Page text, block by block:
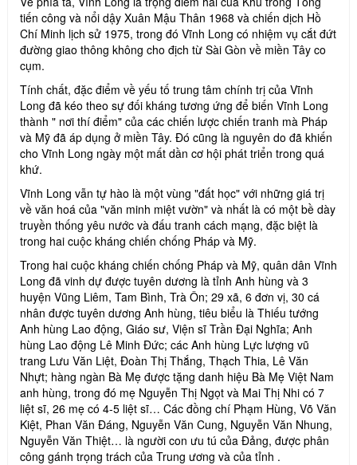
tiến công và nổi dậy Xuân Mậu Thân 1968 và chiến dịch Hồ
Chí Minh lịch sử 1975, trong đó Vĩnh Long có nhiệm vụ cắt đứt
đường giao thông không cho địch từ Sài Gòn về miền Tây co
cụm.
Tính chất, đặc điểm về yếu tố trung tâm chính trị của Vĩnh
Long đã kéo theo sự đối kháng tương ứng để biến Vĩnh Long
thành " nơi thí điểm" của các chiến lược chiến tranh mà Pháp
và Mỹ đã áp dụng ở miền Tây. Đó cũng là nguyên do đã khiến
cho Vĩnh Long ngày một mất dần cơ hội phát triển trong quá
khứ.
Vĩnh Long vẫn tự hào là một vùng "đất học" với những giá trị
về văn hoá của "văn minh miệt vườn" và nhất là có một bề dày
truyền thống yêu nước và đấu tranh cách mạng, đặc biệt là
trong hai cuộc kháng chiến chống Pháp và Mỹ.
Trong hai cuộc kháng chiến chống Pháp và Mỹ, quân dân Vĩnh
Long đã vinh dự được tuyên dương là tỉnh Anh hùng và 3
huyện Vũng Liêm, Tam Bình, Trà Ôn; 29 xã, 6 đơn vị, 30 cá
nhân được tuyên dương Anh hùng, tiêu biểu là Thiếu tướng
Anh hùng Lao động, Giáo sư, Viện sĩ Trần Đại Nghĩa; Anh
hùng Lao động Lê Minh Đức; các Anh hùng Lực lượng vũ
trang Lưu Văn Liệt, Đoàn Thị Thắng, Thạch Thia, Lê Văn
Nhựt; hàng ngàn Bà Mẹ được tặng danh hiệu Bà Mẹ Việt Nam
anh hùng, trong đó mẹ Nguyễn Thị Ngọt và Mai Thị Nhi có 7
liệt sĩ, 26 mẹ có 4-5 liệt sĩ… Các đồng chí Phạm Hùng, Võ Văn
Kiệt, Phan Văn Đáng, Nguyễn Văn Cung, Nguyễn Văn Nhung,
Nguyễn Văn Thiệt… là người con ưu tú của Đảng, được phân
công gánh trọng trách của Trung ương và của tỉnh .